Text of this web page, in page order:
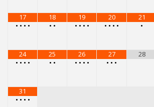
17
• • • •
18
• •
19
• • • •
20
• • • •
21
•
24
• • • •
25
• •
26
• • • •
27
• • •
28
31
• • • •